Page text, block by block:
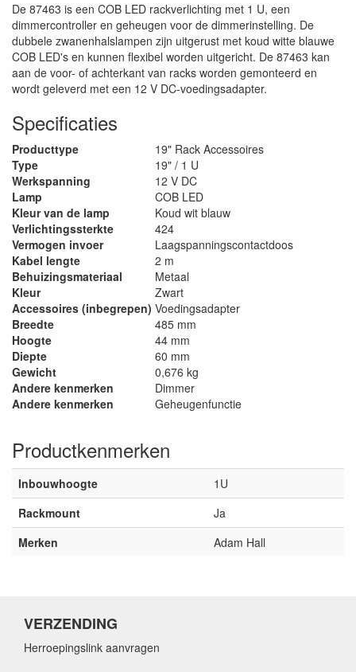
De 87463 is een COB LED rackverlichting met 1 U, een
dimmercontroller en geheugen voor de dimmerinstelling. De
dubbele zwanenhalslampen zijn uitgerust met koud witte blauwe
COB LED's en kunnen flexibel worden uitgericht. De 87463 kan
aan de voor- of achterkant van racks worden gemonteerd en
wordt geleverd met een 12 V DC-voedingsadapter.
Specificaties
Producttype
19" Rack Accessoires
Type
19" / 1 U
Werkspanning
12 V DC
Lamp
COB LED
Kleur van de lamp
Koud wit blauw
Verlichtingssterkte
424
Vermogen invoer
Laagspanningscontactdoos
Kabel lengte
2 m
Behuizingsmateriaal
Metaal
Kleur
Zwart
Accessoires (inbegrepen) Voedingsadapter
Breedte
485 mm
Hoogte
44 mm
Diepte
60 mm
Gewicht
0,676 kg
Andere kenmerken
Dimmer
Andere kenmerken
Geheugenfunctie
Productkenmerken
Inbouwhoogte
1U
Rackmount
Ja
Merken
Adam Hall
VERZENDING
Herroepingslink aanvragen